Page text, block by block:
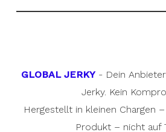
GLOBAL JERKY- Dein
Jerky. Kein
Hergestellt in kleinen Chargen
Produkt – nicht auf